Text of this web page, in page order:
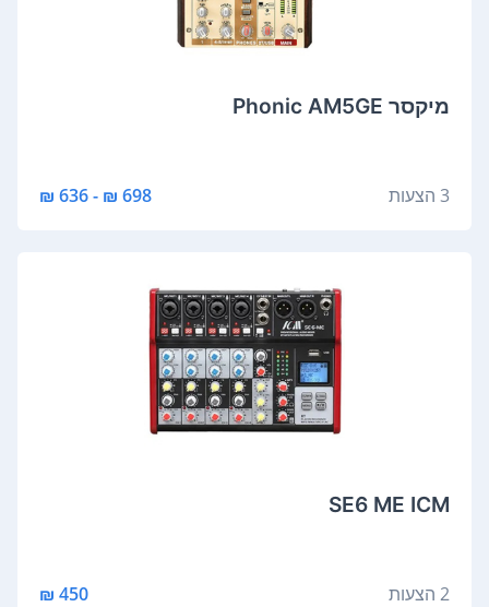
‏מיקסר Phonic AM5GE
3 הצעות 698 ₪ - 636 ₪
SE6 ME ICM
2 הצעות 450 ₪